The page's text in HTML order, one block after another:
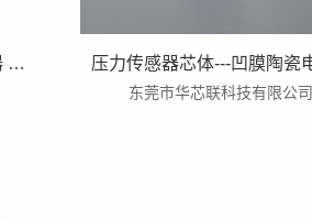
催化燃烧传感器 电化学传感器 CO CO2 NO NO2 SO2 H2S O3 H2 电化学气体传感器
东莞市华芯联科技有限公司